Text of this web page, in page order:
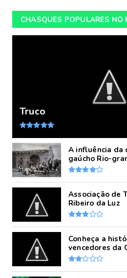
CHASQUES POPULARES NO
Truco
A influência da
gaúcho Rio-
Associação de
Ribeiro da Luz
Conheça a
vencedores da